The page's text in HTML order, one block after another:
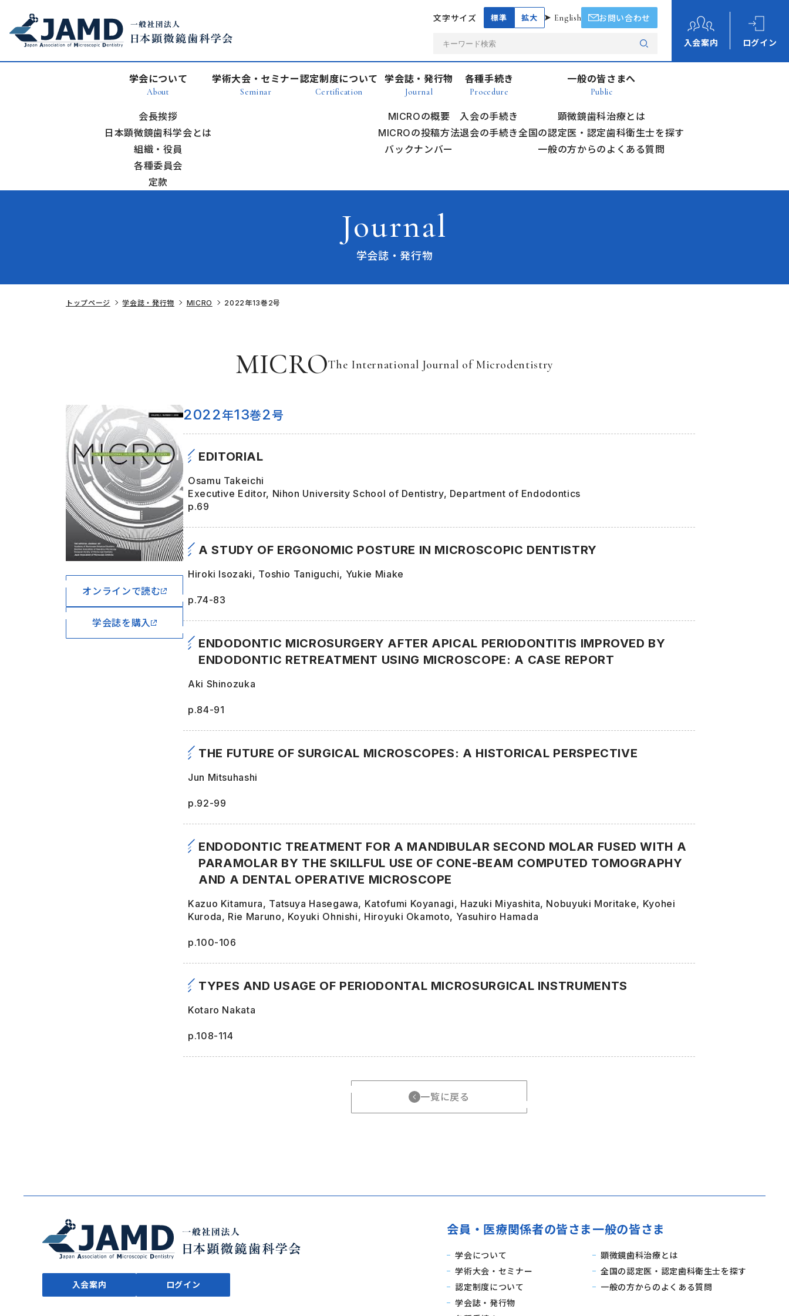
文字サイズ 標準 拡大 English お問い合わせ
入会案内 ログイン
学会について
About
会長挨拶
日本顕微鏡歯科学会とは
組織・役員
各種委員会
定款
学術大会・セミナー
Seminar
認定制度について
Certification
学会誌・発行物
Journal
MICROの概要
MICROの投稿方法
バックナンバー
各種手続き
Procedure
入会の手続き
退会の手続き
一般の皆さまへ
Public
顕微鏡歯科治療とは
全国の認定医・認定歯科衛生士を探す
一般の方からのよくある質問
Journal
学会誌・発行物
トップページ 学会誌・発行物 MICRO 2022年13巻2号
MICROThe International Journal of Microdentistry
オンラインで読む
学会誌を購入
2022年13巻2号
EDITORIAL
Osamu Takeichi
Executive Editor, Nihon University School of Dentistry, Department of Endodontics
p.69
A STUDY OF ERGONOMIC POSTURE IN MICROSCOPIC DENTISTRY
Hiroki Isozaki, Toshio Taniguchi, Yukie Miake
p.74-83
ENDODONTIC MICROSURGERY AFTER APICAL PERIODONTITIS IMPROVED BY
ENDODONTIC RETREATMENT USING MICROSCOPE: A CASE REPORT
Aki Shinozuka
p.84-91
THE FUTURE OF SURGICAL MICROSCOPES: A HISTORICAL PERSPECTIVE
Jun Mitsuhashi
p.92-99
ENDODONTIC TREATMENT FOR A MANDIBULAR SECOND MOLAR FUSED WITH A
PARAMOLAR BY THE SKILLFUL USE OF CONE-BEAM COMPUTED TOMOGRAPHY
AND A DENTAL OPERATIVE MICROSCOPE
Kazuo Kitamura, Tatsuya Hasegawa, Katofumi Koyanagi, Hazuki Miyashita, Nobuyuki Moritake, Kyohei
Kuroda, Rie Maruno, Koyuki Ohnishi, Hiroyuki Okamoto, Yasuhiro Hamada
p.100-106
TYPES AND USAGE OF PERIODONTAL MICROSURGICAL INSTRUMENTS
Kotaro Nakata
p.108-114
一覧に戻る
入会案内 ログイン
会員・医療関係者の皆さま
学会について
学術大会・セミナー
認定制度について
学会誌・発行物
一般の皆さま
顕微鏡歯科治療とは
全国の認定医・認定歯科衛生士を探す
一般の方からのよくある質問